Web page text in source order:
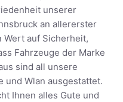
unserer
an allererster
Wert auf Sicherheit,
Fahrzeuge der Marke
sind all unsere
und Wlan ausgestattet.
Ihnen alles Gute und